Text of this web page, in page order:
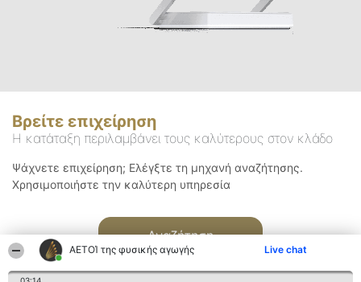
ΑΕΤΟΊ της φυσικής αγωγής Live chat
Βρείτε επιχείρηση
Η κατάταξη περιλαμβάνει τους καλύτερους στον κλάδο
Ψάχνετε επιχείρηση; Ελέγξτε τη μηχανή αναζήτησης.
Χρησιμοποιήστε την καλύτερη υπηρεσία
Αναζήτηση